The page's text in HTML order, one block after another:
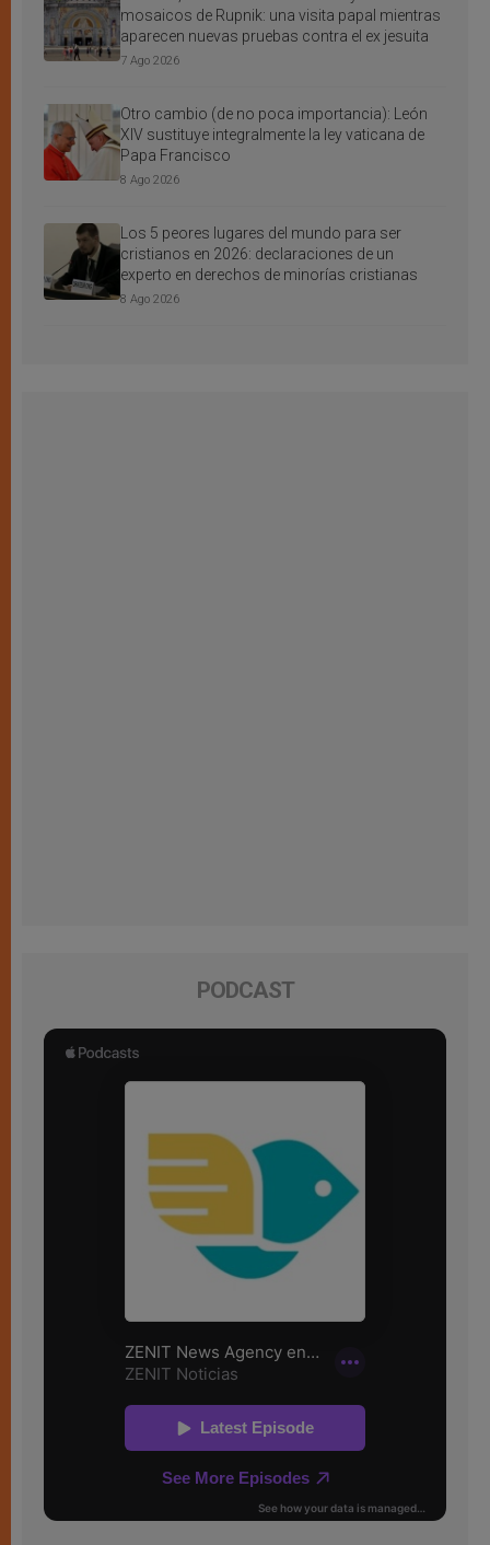
mosaicos de Rupnik: una visita papal mientras
aparecen nuevas pruebas contra el ex jesuita
7 Ago 2026
Otro cambio (de no poca importancia): León
XIV sustituye integralmente la ley vaticana de
Papa Francisco
8 Ago 2026
Los 5 peores lugares del mundo para ser
cristianos en 2026: declaraciones de un
experto en derechos de minorías cristianas
8 Ago 2026
PODCAST